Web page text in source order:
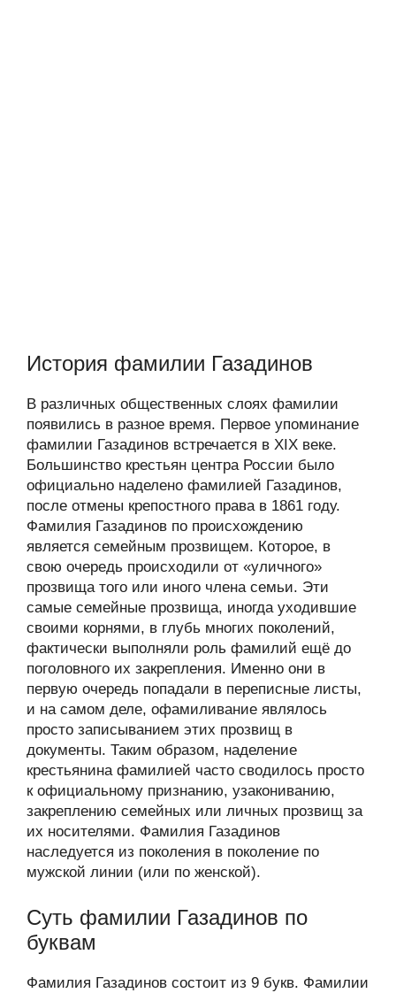
История фамилии Газадинов
В различных общественных слоях фамилии
появились в разное время. Первое упоминание
фамилии Газадинов встречается в XIX веке.
Большинство крестьян центра России было
официально наделено фамилией Газадинов,
после отмены крепостного права в 1861 году.
Фамилия Газадинов по происхождению
является семейным прозвищем. Которое, в
свою очередь происходили от «уличного»
прозвища того или иного члена семьи. Эти
самые семейные прозвища, иногда уходившие
своими корнями, в глубь многих поколений,
фактически выполняли роль фамилий ещё до
поголовного их закрепления. Именно они в
первую очередь попадали в переписные листы,
и на самом деле, офамиливание являлось
просто записыванием этих прозвищ в
документы. Таким образом, наделение
крестьянина фамилией часто сводилось просто
к официальному признанию, узакониванию,
закреплению семейных или личных прозвищ за
их носителями. Фамилия Газадинов
наследуется из поколения в поколение по
мужской линии (или по женской).
Суть фамилии Газадинов по
буквам
Фамилия Газадинов состоит из 9 букв. Фамилии